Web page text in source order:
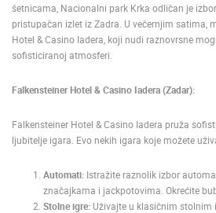
NAJNOVIJE KAMERE
MRKOPALJ SANJKALIŠTE ČELIMBAŠA
MRKOPALJ
šetnicama, Nacionalni park Krka odličan je
pristupačan izlet iz Zadra. U večernjim satima,
Hotel & Casino Iadera, koji nudi raznovrsne
sofisticiranoj atmosferi.
Falkensteiner Hotel & Casino Iadera (Zadar):
Falkensteiner Hotel & Casino Iadera pruža
ljubitelje igara. Evo nekih igara koje možete
Automati: Istražite raznolik izbor
značajkama i jackpotovima. Okrećite
Stolne igre: Uživajte u klasičnim stolnim